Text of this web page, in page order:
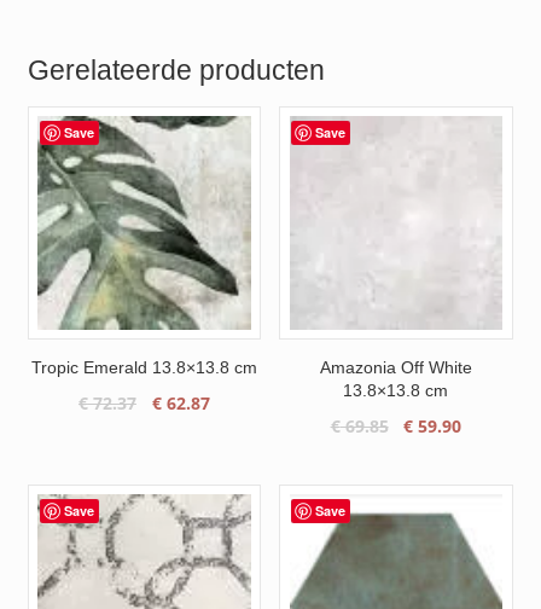
Gerelateerde producten
Save
Tropic Emerald 13.8×13.8 cm
€72.37
Oorspronkelijke
€ 72.37.
€62.87Huidige
€ 62.87.
Save
Amazonia Off White
13.8×13.8 cm
€69.85
Oorspronkelijke
€ 59.90Huidige
Save Save